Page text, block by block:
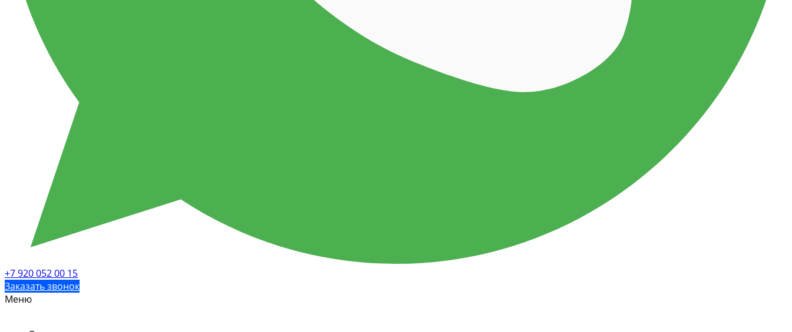
+7 920 052 00 15
Заказать звонок
Меню